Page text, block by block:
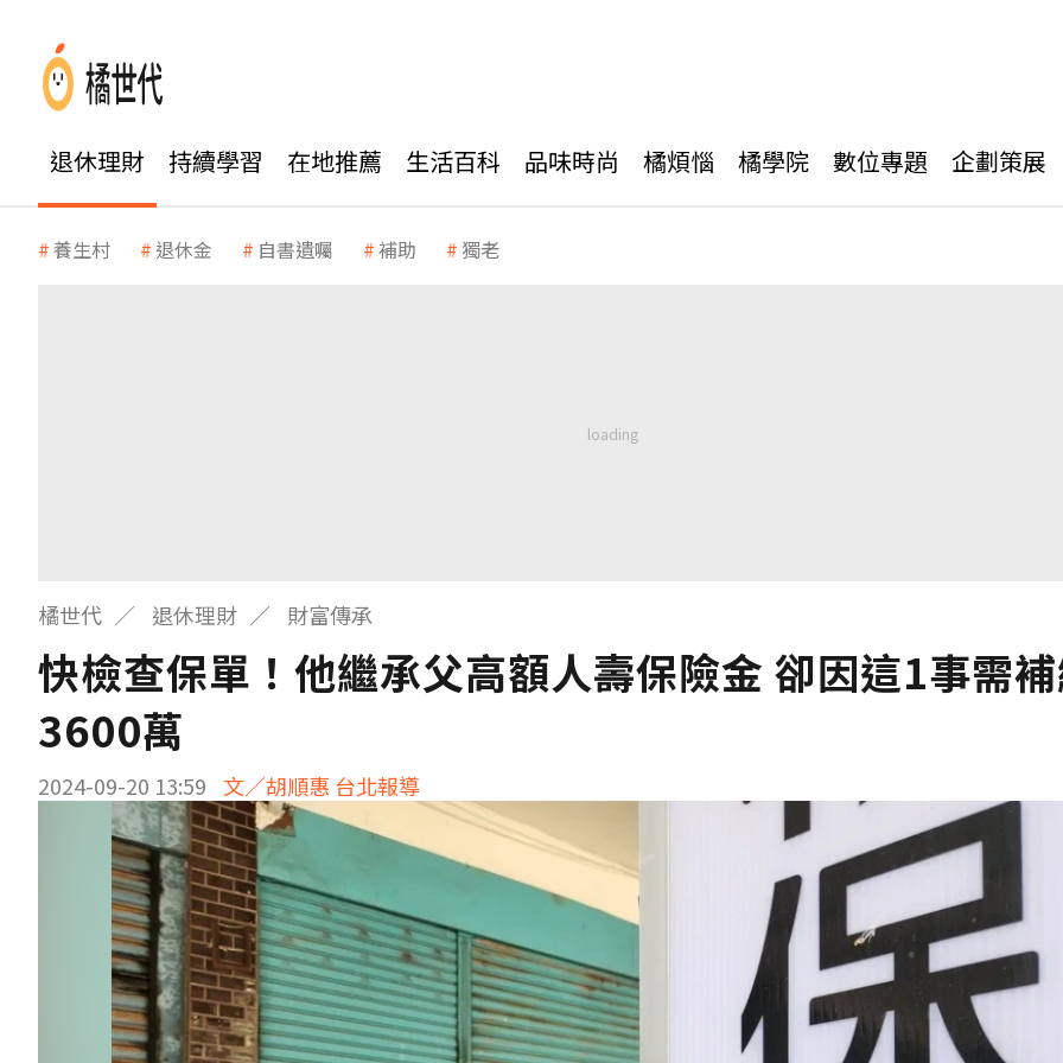
退休理財 持續學習 在地推薦 生活百科 品味時尚 橘煩惱 橘學院 數位專題 企劃策展
養生村 退休金 自書遺囑 補助 獨老
橘世代 退休理財 財富傳承
快檢查保單！他繼承父高額人壽保險金 卻因這1事需
3600萬
2024-09-20 13:59 文／胡順惠 台北報導